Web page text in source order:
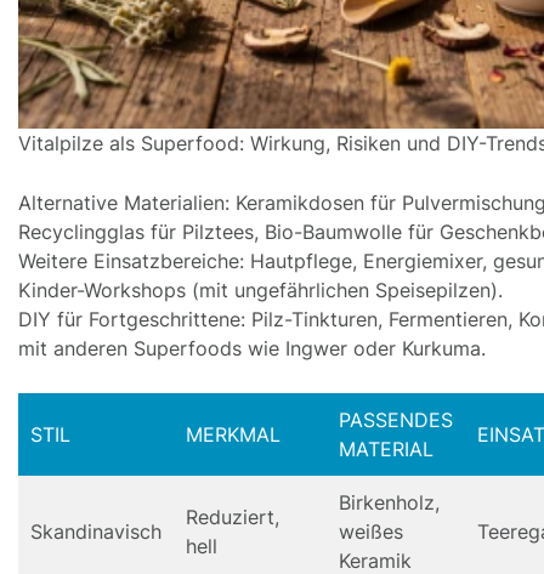
Vitalpilze als Superfood: Wirkung, Risiken und DIY-
Alternative Materialien: Keramikdosen für
Recyclingglas für Pilztees, Bio-Baumwolle für
Weitere Einsatzbereiche: Hautpflege, Energiemixer,
Kinder-Workshops (mit ungefährlichen Speisepilzen).
DIY für Fortgeschrittene: Pilz-Tinkturen, Fermentieren,
mit anderen Superfoods wie Ingwer oder Kurkuma.
STIL MERKMAL
PASSENDES
MATERIAL
Skandinavisch
Reduziert,
hell
Birkenholz,
weißes
Keramik